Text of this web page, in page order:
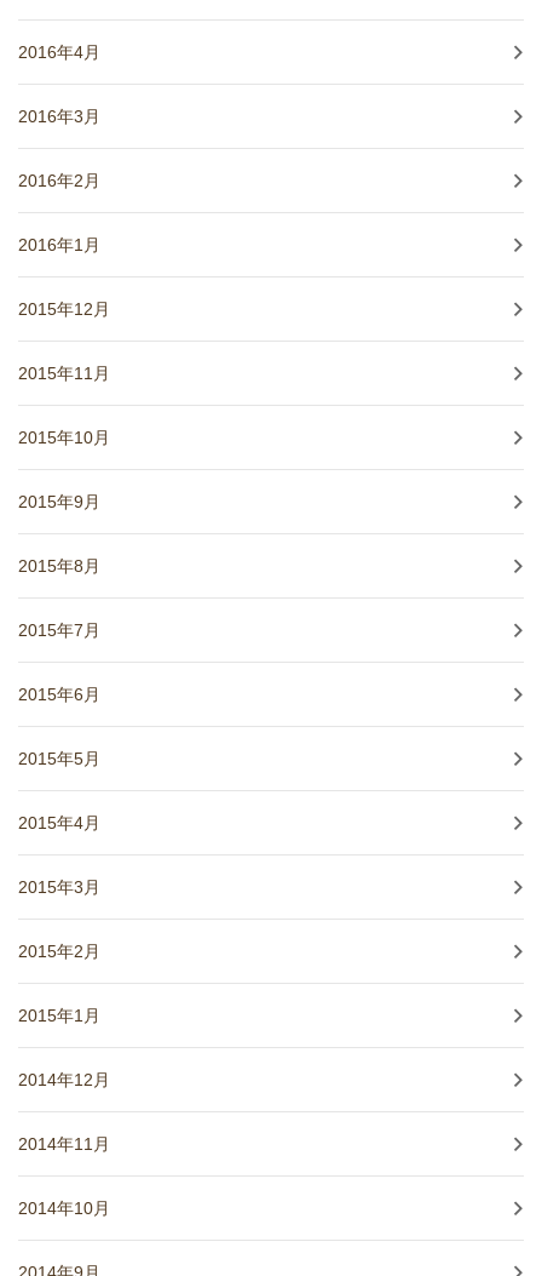
2016年4月
2016年3月
2016年2月
2016年1月
2015年12月
2015年11月
2015年10月
2015年9月
2015年8月
2015年7月
2015年6月
2015年5月
2015年4月
2015年3月
2015年2月
2015年1月
2014年12月
2014年11月
2014年10月